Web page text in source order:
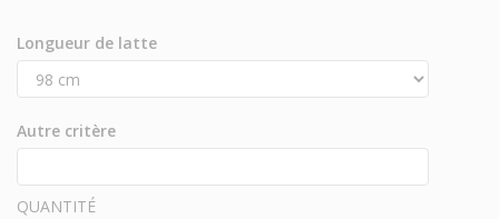
Longueur de latte
Autre critère
QUANTITÉ